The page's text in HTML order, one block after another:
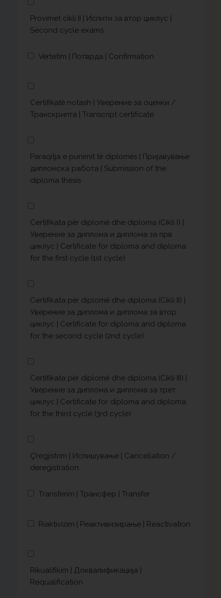
Provimet cikli II | Испити за втор циклус |
Second cycle exams
Vërtetim | Потврда | Confirmation
Certifikatë notash | Уверение за оценки /
Транскрипта | Transcript certificate
Paraqitja e punimit të diplomës | Пријавување
дипломска работа | Submission of the
diploma thesis
Certifikata për diplomë dhe diploma (Cikli I) |
Уверение за диплома и диплома за прв
циклус | Certificate for diploma and diploma
for the first cycle (1st cycle)
Certifikata për diplomë dhe diploma (Cikli II) |
Уверение за диплома и диплома за втор
циклус | Certificate for diploma and diploma
for the second cycle (2nd cycle)
Certifikata për diplomë dhe diploma (Cikli III) |
Уверение за диплома и диплома за трет
циклус | Certificate for diploma and diploma
for the third cycle (3rd cycle)
Ç’regjistrim | Испишување | Cancellation /
deregistration
Transferim | Трансфер | Transfer
Riaktivizim | Реактивизирање | Reactivation
Rikualifikim | Доквалификација |
Requalification